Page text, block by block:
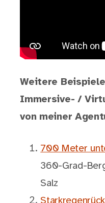
Weitere
Immersive- /
von meiner
700 Meter
360-Grad-
Salz